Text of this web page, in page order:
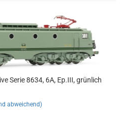
Serie 8634, 6A, Ep.III, grünlich
abweichend)